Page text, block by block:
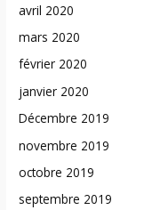
avril 2020
mars 2020
février 2020
janvier 2020
Décembre 2019
novembre 2019
octobre 2019
septembre 2019